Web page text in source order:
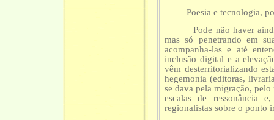
Poesia e tecnologia,
Pode não haver ainda
mas só penetrando em
acompanha-las e até
inclusão digital e a
vêm desterritorializando
hegemonia (editoras,
se dava pela migração,
escalas de ressonância
regionalistas sobre o ponto